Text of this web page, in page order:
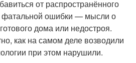
от распространённого
фатальной ошибки — мысли о
дома или недостроя.
как на самом деле возводили
при этом нарушили.